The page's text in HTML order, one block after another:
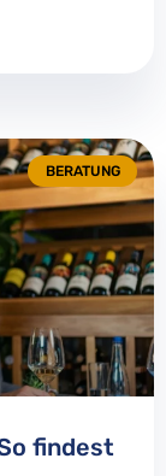
BERATUNG
findest